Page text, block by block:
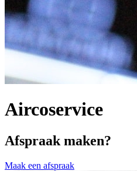
Aircoservice
Afspraak maken?
Maak een afspraak